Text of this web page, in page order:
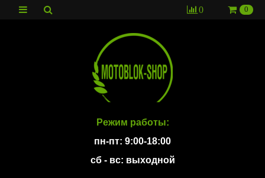
0 0
Режим работы:
пн-пт: 9:00-18:00
сб - вс: выходной